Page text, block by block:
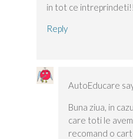
in tot ce intreprindeti!!
Reply
AutoEducare
Buna ziua, in
care toti le
recomand o